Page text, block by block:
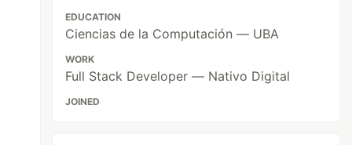
EDUCATION
Ciencias de la Computación — UBA
WORK
Full Stack Developer — Nativo Digital
JOINED